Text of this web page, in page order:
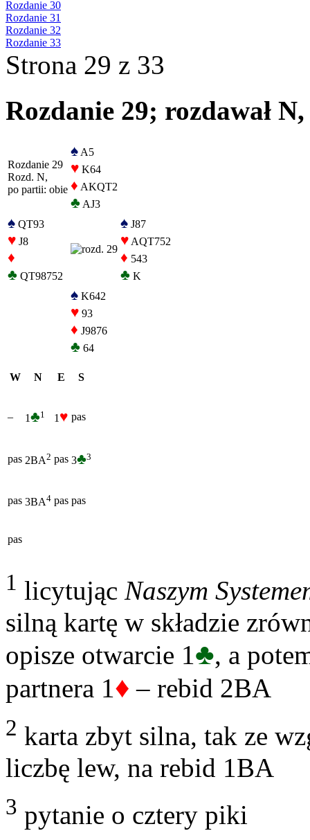
Rozdanie 30
Rozdanie 31
Rozdanie 32
Rozdanie 33
Strona 29 z 33
Rozdanie 29; rozdawał
Rozdanie 29
Rozd. N,
po partii: obie
♠A5
♥ K64
♦ AKQT2
♣AJ3
♠ QT93
♥ J8
♦
♣ QT98752
♠ J87
♥AQT752
♦ 543
♣ K
♠ K642
♥ 93
♦ J9876
♣ 64
W N E S
– 1♣1 1♥ pas
pas 2BA2 pas 3♣3
pas 3BA4 pas pas
pas
1 licytując Naszym
silną kartę w składzie
opisze otwarcie 1♣, a
partnera 1♦ – rebid 2BA
2 karta zbyt silna, tak ze
liczbę lew, na rebid 1BA
3 pytanie o cztery piki